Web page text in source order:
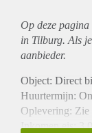
Op deze
in Tilburg. Als
aanbieder.
Object: Direct
Huurtermijn:
Oplevering: Zie
Inkomen eis: